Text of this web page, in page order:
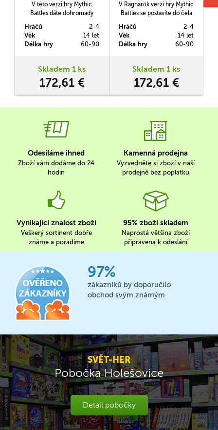
V této verzi hry Mythic
Battles dáte dohromady
širokého panteonu řeckých
bohů a s ní se pustíte do
boje na život a na smrt.
Hráčů
2-4
Věk
14 let
Délka hry
60-90
Skladem 1 ks
172,61 €
errata)
V Ragnarök verzi hry Mythic
Battles se postavíte do čela
povedete tak své jednotky
do té nejzásadnější z bitev.
Hráčů
2-4
Věk
14 let
Délka hry
60-90
Skladem 1 ks
172,61 €
Odesíláme ihned
Zboží vám dodáme do 24
hodin
Kamenná prodejna
Vyzvedněte si zboží v naší
prodejně bez poplatku
Vynikající znalost zboží
Veškerý sortinent dobře
známe a poradíme
95% zboží skladem
Naprostá většina zboží
připravena k odeslání
97%
zákazníků by doporučilo
obchod svým známým
SVĚT-HER
Pobočka Holešovice
Detail pobočky